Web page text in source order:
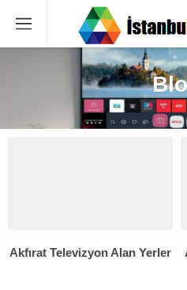
Akfırat Televizyon Alan Yerler